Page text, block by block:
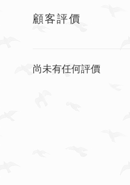
顧客評價
尚未有任何評價